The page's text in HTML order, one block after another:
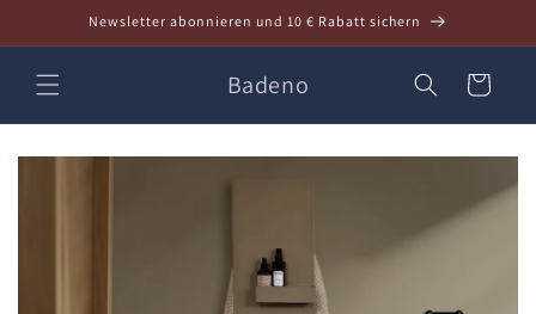
Inhalt
Newsletter abonnieren und 10 € Rabatt sichern
Badeno Warenkorb